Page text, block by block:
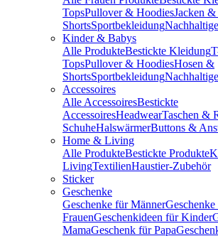
TopsPullover & HoodiesJacken &
ShortsSportbekleidung
Kinder & Babys
Alle ProdukteBestickte Kleidung
TopsPullover & HoodiesHosen &
ShortsSportbekleidung
Accessoires
Alle AccessoiresBestickte
AccessoiresHeadwearTaschen &
SchuheHalswärmerButtons &
Home & Living
Alle ProdukteBestickte Produkte
LivingTextilienHaustier-Zubehör
Sticker
Geschenke
Geschenke für Männer
FrauenGeschenkideen für Kinder
MamaGeschenk für Papa